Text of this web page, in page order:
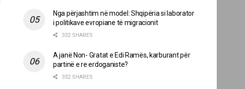
Nga përjashtim në model: Shqipëria si laborator
i politikave evropiane të migracionit
332 SHARES
A janë Non- Gratat e Edi Ramës, karburant për
partinë e re erdoganiste?
332 SHARES